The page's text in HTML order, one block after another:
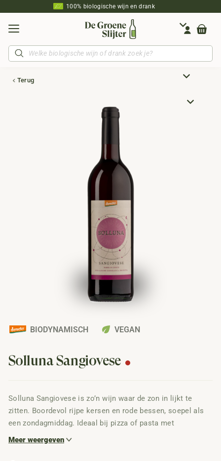
100% biologische wijn en drank
Producten
zoeken
Terug
BIODYNAMISCH eco VEGAN
Solluna Sangiovese
Solluna Sangiovese is zo’n wijn waar de zon in lijkt te
zitten. Boordevol rijpe kersen en rode bessen, soepel als
een zondagmiddag. Ideaal bij pizza of pasta met
tomatensaus, want daar wordt-ie blij van.
Meer weergeven